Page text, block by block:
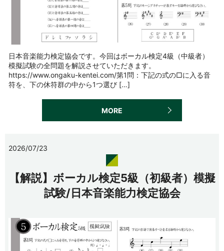
日本音楽能力検定協会です。今回はボーカル検定4級（中級者）
模擬試験の全問題を解説させていただきます。
https://www.ongaku-kentei.com/第1問：下記の式の□に入る音
符を、下の休符群の中から1つ選び […]
MORE
2026/07/23
【解説】ボーカル検定5級（初級者）模擬
試験/日本音楽能力検定協会